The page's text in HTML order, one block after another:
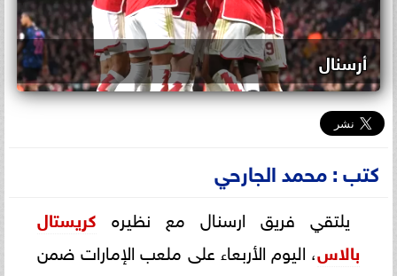
أرسنال
كتب : محمد الجارحي
يلتقي فريق ارسنال مع نظيره كريستال
بالاس، اليوم الأربعاء على ملعب الإمارات ضمن